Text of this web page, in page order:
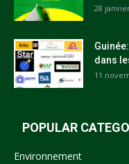
28
dans
11
POPULAR
Environnement